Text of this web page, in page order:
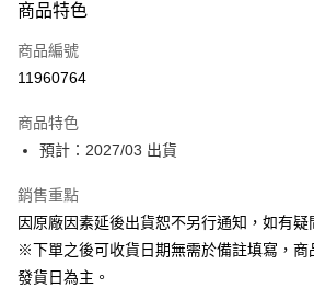
信用卡一次付款
超商取貨付款
ATM付款
運送方式
預購-全家取貨付款(舊)
商品特色
商品編號
11960764
商品特色
預計：2027/03 出貨
銷售重點
因原廠因素延後出貨恕不另行通知，如有疑
※下單之後可收貨日期無需於備註填寫，商
發貨日為主。